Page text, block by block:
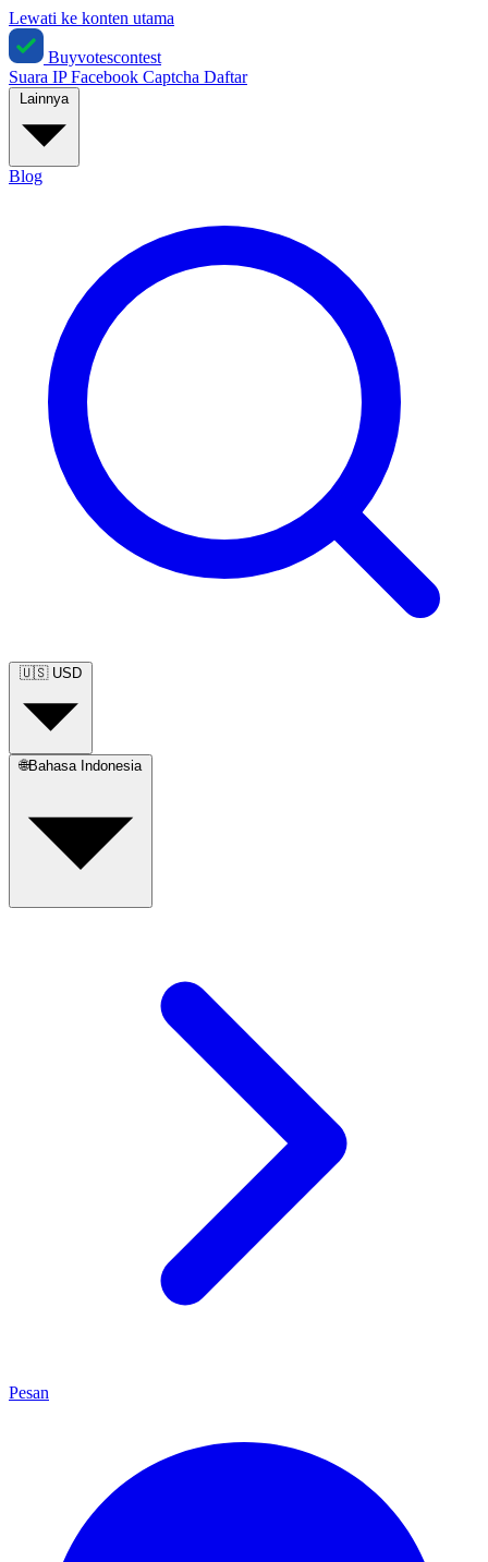
Lewati ke konten utama
Buyvotescontest
Suara IPFacebook Captcha Daftar
Lainnya
Blog
🇺🇸 USD
🌐Bahasa Indonesia
Pesan